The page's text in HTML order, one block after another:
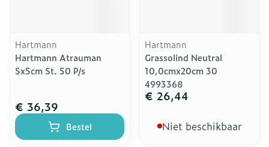
Hartmann
Hartmann Atrauman
5x5cm St. 50 P/s
€ 36,39
Bestel
Hartmann
Grassolind Neutral
10,0cmx20cm 30
4993368
€ 26,44
Niet beschikbaar